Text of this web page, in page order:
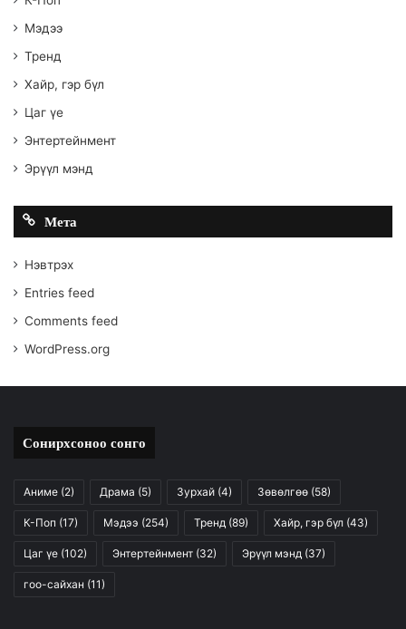
Мэдээ
Тренд
Хайр, гэр бүл
Цаг үе
Энтертейнмент
Эрүүл мэнд
Мета
Нэвтрэх
Entries feed
Comments feed
WordPress.org
Сонирхсоноо сонго
Аниме (2) Драма (5) Зурхай (4) Зөвөлгөө (58)
К-Поп (17) Мэдээ (254) Тренд (89) Хайр, гэр бүл (43)
Цаг үе (102) Энтертейнмент (32) Эрүүл мэнд (37)
гоо-сайхан (11)